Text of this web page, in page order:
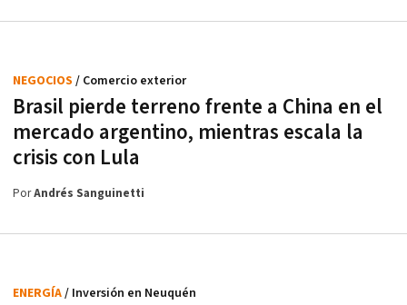
Brasil pierde terreno frente a China en el
mercado argentino, mientras escala la
crisis con Lula
NEGOCIOS / Comercio exterior
PorAndrés Sanguinetti
ENERGÍA/ Inversión en Neuquén